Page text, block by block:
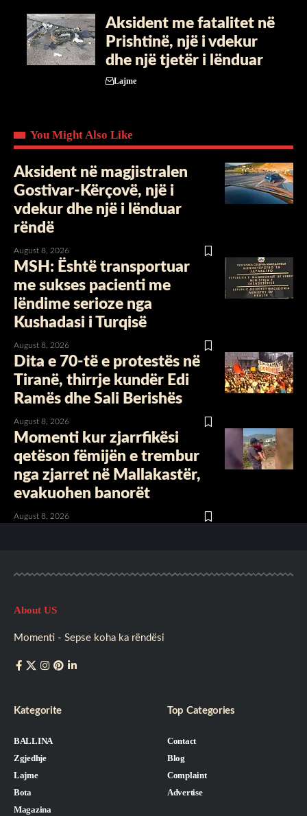
Aksident me fatalitet në
Prishtinë, një i vdekur
dhe një tjetër i lënduar
Lajme
You Might Also Like
Aksident në magjistralen
Gostivar-Kërçovë, një i
vdekur dhe një i lënduar
rëndë
August 8, 2026
MSH: Është transportuar
me sukses pacienti me
lëndime serioze nga
Kushadasi i Turqisë
August 8, 2026
​Dita e 70-të e protestës në
Tiranë, thirrje kundër Edi
Ramës dhe Sali Berishës
August 8, 2026
Momenti kur zjarrfikësi
qetëson fëmijën e trembur
nga zjarret në Mallakastër,
evakuohen banorët
August 8, 2026
About US
Momenti - Sepse koha ka rëndësi
Kategorite
BALLINA
Zgjedhje
Lajme
Bota
Magazina
Top Categories
Contact
Blog
Complaint
Advertise